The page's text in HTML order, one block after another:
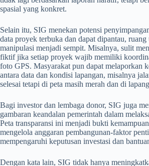
spasial yang konkret.
Selain itu, SIG menekan potensi
data proyek terbuka dan dapat dipantau, ruang
manipulasi menjadi sempit. Misalnya, sulit
fiktif jika setiap proyek wajib memiliki
foto GPS. Masyarakat pun dapat melaporkan
antara data dan kondisi lapangan, misalnya
selesai tetapi di peta masih merah dan di
Bagi investor dan lembaga donor, SIG juga
gambaran keandalan pemerintah dalam
Peta transparansi ini menjadi bukti
mengelola anggaran pembangunan-faktor
mempengaruhi keputusan investasi dan
Dengan kata lain, SIG tidak hanya